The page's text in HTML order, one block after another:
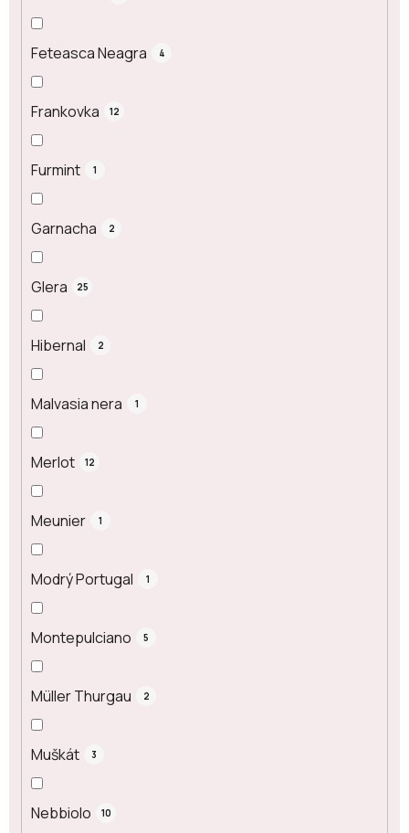
Feteasca Neagra 4
Frankovka 12
Furmint 1
Garnacha 2
Glera 25
Hibernal 2
Malvasia nera 1
Merlot 12
Meunier 1
Modrý Portugal 1
Montepulciano 5
Müller Thurgau 2
Muškát 3
Nebbiolo 10